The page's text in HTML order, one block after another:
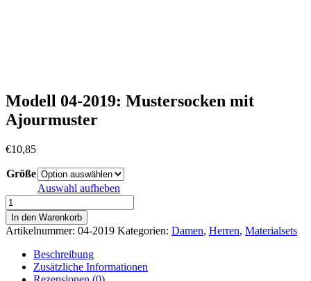
Modell 04-2019: Mustersocken mit
Ajourmuster
€10,85
Größe
Auswahl aufheben
Modell
04-
2019:
Mustersocken
Ajourmuster
Menge
In den Warenkorb
Artikelnummer: 04-2019 Kategorien: Damen, Herren, Materialsets
Beschreibung
Zusätzliche Informationen